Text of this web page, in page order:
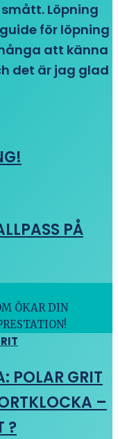
Löpning
för löpning
att känna
det är jag glad
PÅ
ÖKAR DIN
POLAR GRIT
–
?